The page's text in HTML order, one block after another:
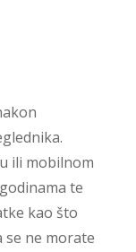
ili mobilnom
te
kao što
se ne morate